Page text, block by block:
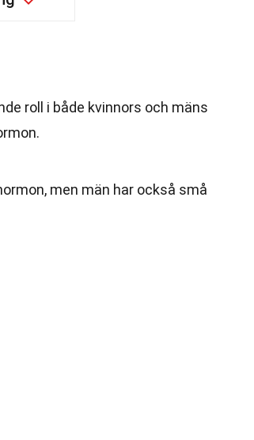
roll i både kvinnors och mäns
men män har också små